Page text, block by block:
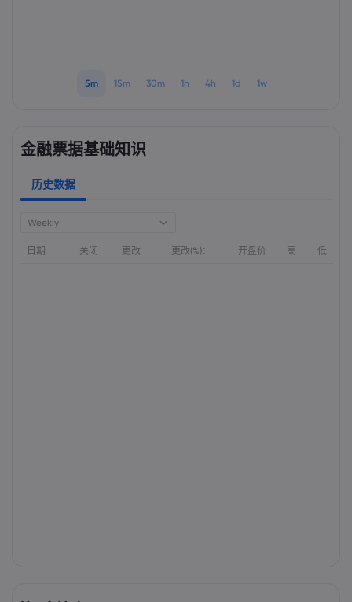
5m 15m 30m 1h 4h 1d 1w
金融票据基础知识
历史数据
Weekly
日期 关闭 更改 更改(%)： 开盘价 高 低